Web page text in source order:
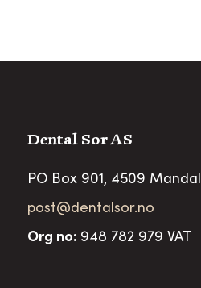
Dental Sor AS
PO Box 901, 4509 Mandal
post@dentalsor.no
Org no:948 782 979 VAT